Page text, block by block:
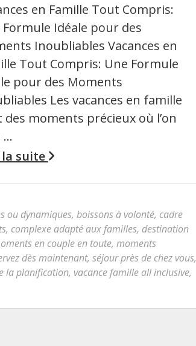
en Famille Tout Compris:
Formule Idéale pour des
Inoubliables Vacances en
Tout Compris: Une Formule
pour des Moments
Les vacances en famille
des moments précieux où l’on
…
la suite
ou dynamiques, boissons à volonté, cadre
, complexe adapté aux familles, destination
en couple en toute, moments
dès maintenant, séjour près de chez vous,
la planification, vacance famille all inclusive,